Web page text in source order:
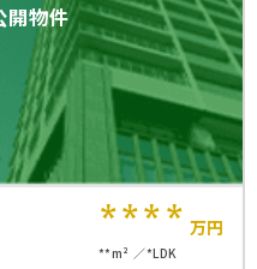
開物件
**** 万円
**m² *LDK